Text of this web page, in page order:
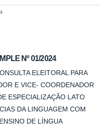
Nº 01/2024
ELEITORAL PARA
E VICE- COORDENADOR
ESPECIALIZAÇÃO LATO
DA LINGUAGEM COM
DE LÍNGUA